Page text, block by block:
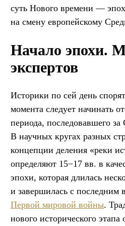
суть Нового времени —
на смену европейскому
Начало эпохи.
экспертов
Историки по сей день
момента следует начинать
периода, последовавшего
В научных кругах разных
концепции деления «реки
определяют 15−17 вв. в
эпохи, которая длилась
и завершилась с последним
Первой мировой войны.
нового исторического этапа